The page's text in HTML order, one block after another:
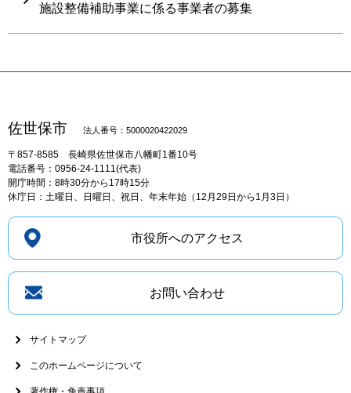
施設整備補助事業に係る事業者の募集
佐世保市 法人番号：5000020422029
〒857-8585 長崎県佐世保市八幡町1番10号
電話番号：0956-24-1111(代表)
開庁時間：8時30分から17時15分
休庁日：土曜日、日曜日、祝日、年末年始（12月29日から1月3日）
市役所へのアクセス
お問い合わせ
サイトマップ
このホームページについて